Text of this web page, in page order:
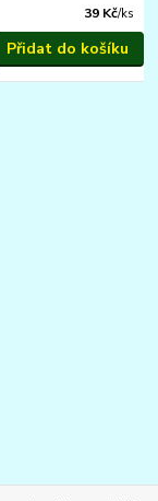
39 Kč/ks
Přidat do košíku